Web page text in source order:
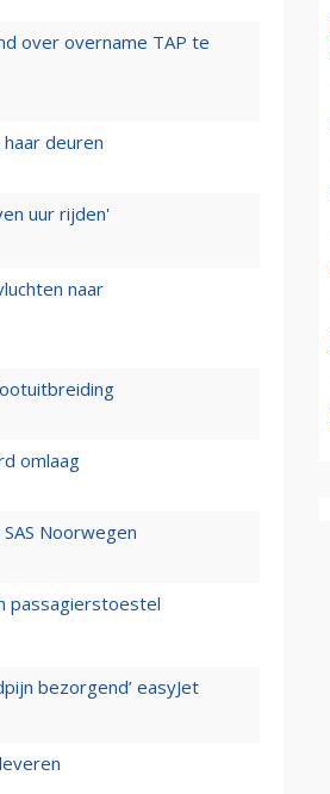
over overname TAP te
deuren
uur rijden'
naar
omlaag
Noorwegen
passagierstoestel
bezorgend’ easyJet